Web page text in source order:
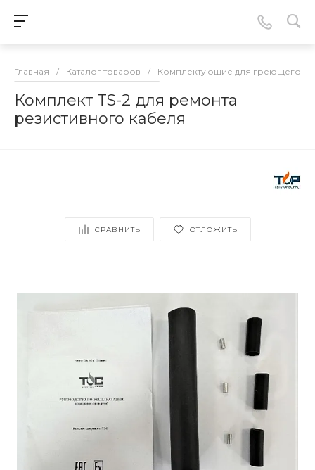
Главная / Каталог товаров / Комплектующие для греющего
Комплект TS-2 для ремонта
резистивного кабеля
СРАВНИТЬ ОТЛОЖИТЬ